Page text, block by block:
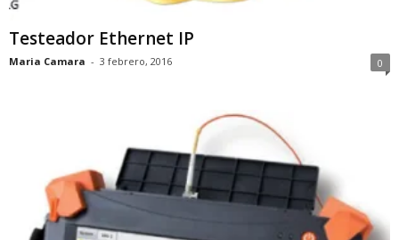
Testeador Ethernet IP
Maria Camara - 3 febrero, 2016 0